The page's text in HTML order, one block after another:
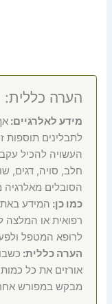
הערה כללית:
מידע לאלרגיים:
לתבלינים תוספות
העשויה להכיל
חלב, סויה, דגים,
הסובלים מאלרגיה
כמו כן: המידע
רפואית או המלצה
לרופא המטפל
הערה כללית:
אורזים את כל
מבקש במפורש